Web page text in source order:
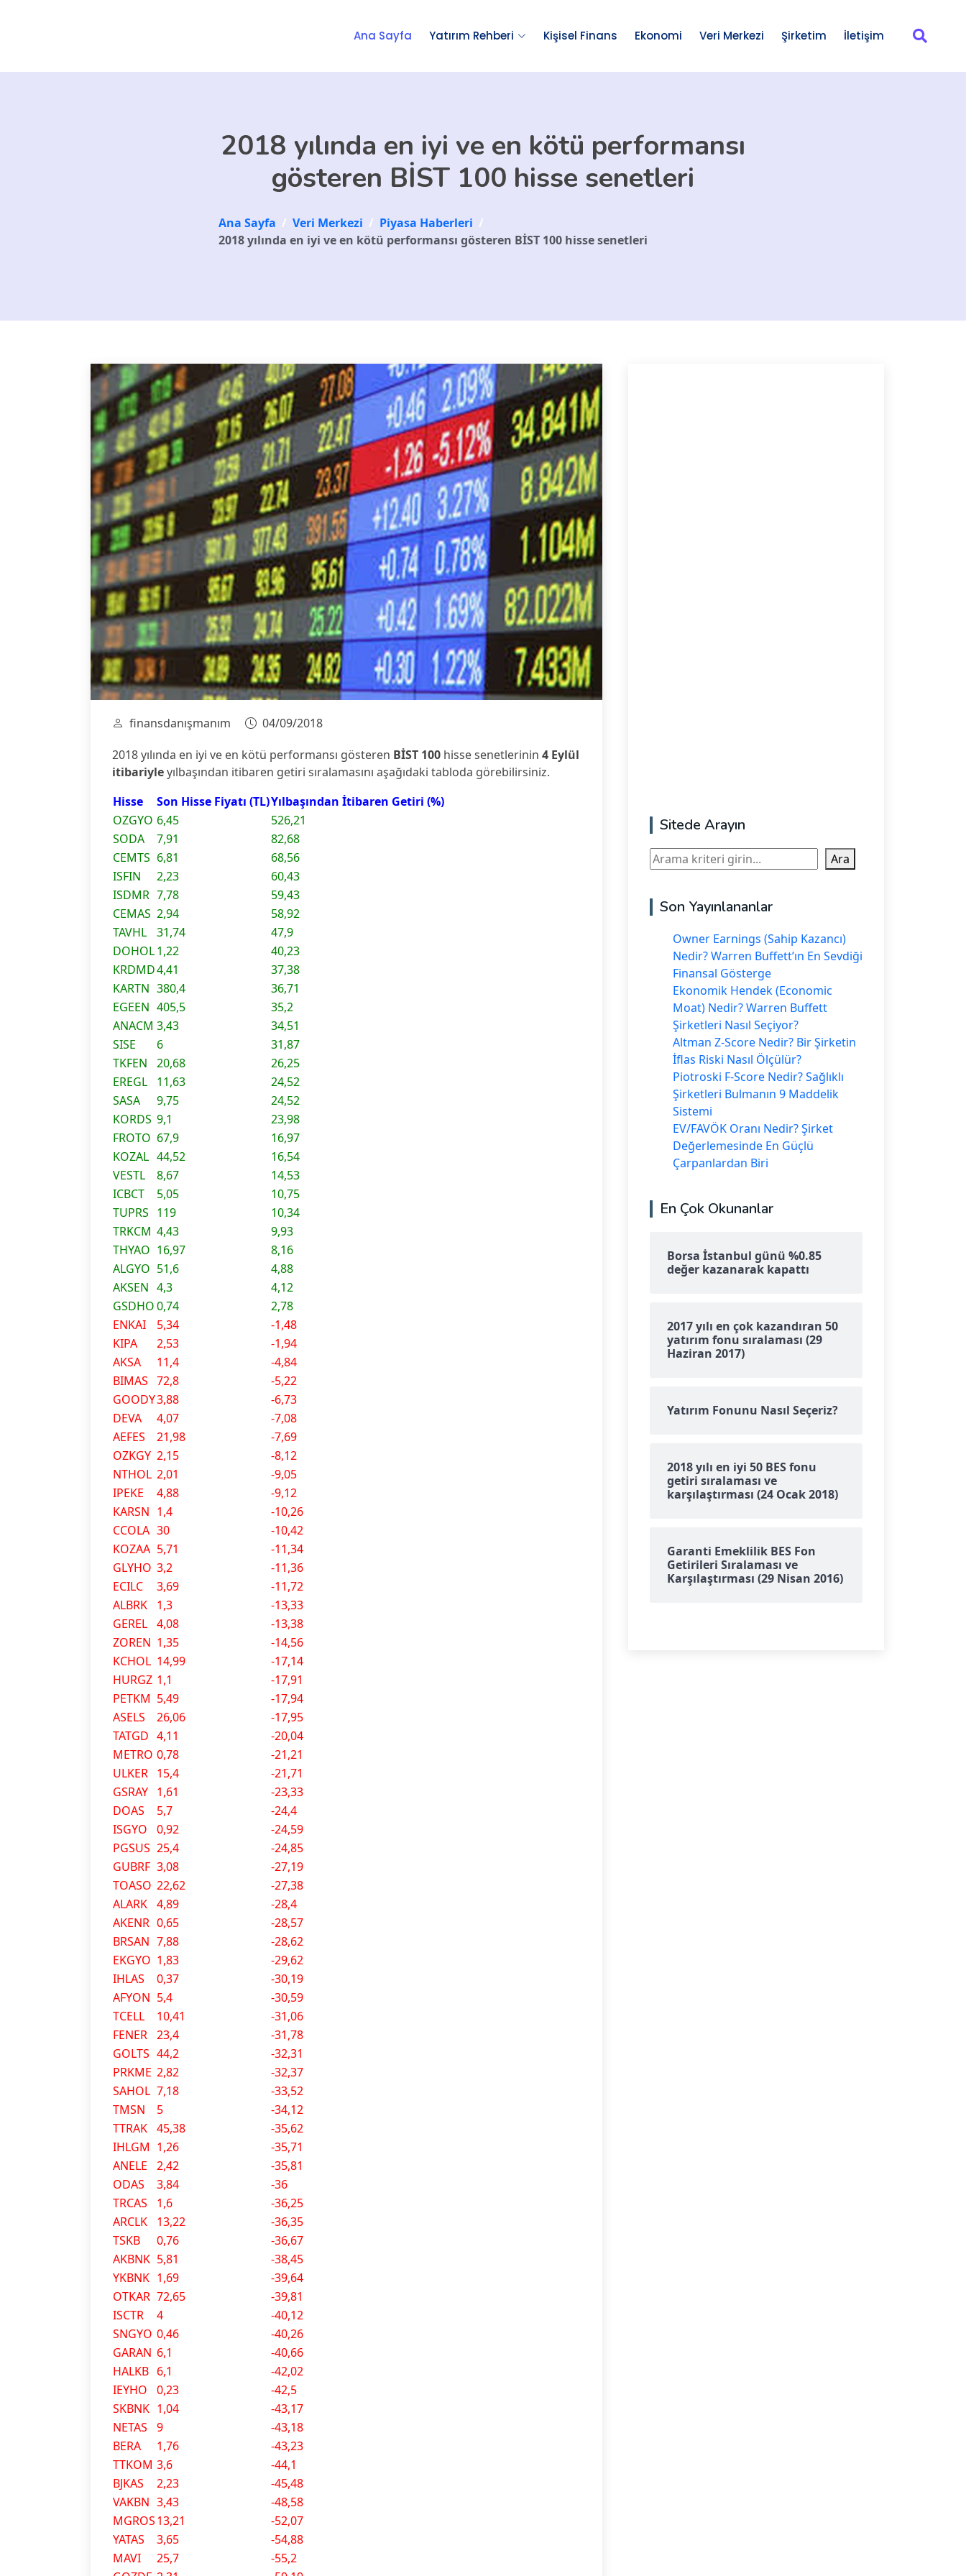
Ana Sayfa Yatırım Rehberi Kişisel Finans Ekonomi Veri Merkezi Şirketim İletişim
2018 yılında en iyi ve en kötü performansı
gösteren BİST 100 hisse senetleri
Ana Sayfa / Veri Merkezi / Piyasa Haberleri /
2018 yılında en iyi ve en kötü performansı gösteren BİST 100 hisse senetleri
finansdanışmanım
04/09/2018
2018 yılında en iyi ve en kötü performansı gösteren BİST 100 hisse senetlerinin 4 Eylül
itibariyleyılbaşından itibaren getiri sıralamasını aşağıdaki tabloda görebilirsiniz.
Hisse
Son Hisse Fiyatı (TL)Yılbaşından İtibaren Getiri (%)
OZGYO 6,45
526,21
SODA
7,91
82,68
CEMTS 6,81
68,56
ISFIN
2,23
60,43
ISDMR 7,78
59,43
CEMAS 2,94
58,92
TAVHL
31,74
47,9
DOHOL1,22
40,23
KRDMD4,41
37,38
KARTN 380,4
36,71
EGEEN 405,5
35,2
ANACM 3,43
34,51
SISE
6
31,87
TKFEN
20,68
26,25
EREGL
11,63
24,52
SASA
9,75
24,52
KORDS 9,1
23,98
FROTO 67,9
16,97
KOZAL 44,52
16,54
VESTL
8,67
14,53
ICBCT
5,05
10,75
TUPRS 119
10,34
TRKCM 4,43
9,93
THYAO 16,97
8,16
ALGYO 51,6
4,88
AKSEN 4,3
4,12
GSDHO0,74
2,78
ENKAI
5,34
-1,48
KIPA
2,53
-1,94
AKSA
11,4
-4,84
BIMAS 72,8
-5,22
GOODY3,88
-6,73
DEVA
4,07
-7,08
AEFES
21,98
-7,69
OZKGY 2,15
-8,12
NTHOL 2,01
-9,05
IPEKE
4,88
-9,12
KARSN 1,4
-10,26
CCOLA 30
-10,42
KOZAA 5,71
-11,34
GLYHO 3,2
-11,36
ECILC
3,69
-11,72
ALBRK
1,3
-13,33
GEREL 4,08
-13,38
ZOREN 1,35
-14,56
KCHOL 14,99
-17,14
HURGZ 1,1
-17,91
PETKM 5,49
-17,94
ASELS
26,06
-17,95
TATGD 4,11
-20,04
METRO 0,78
-21,21
ULKER 15,4
-21,71
GSRAY 1,61
-23,33
DOAS
5,7
-24,4
ISGYO
0,92
-24,59
PGSUS 25,4
-24,85
GUBRF 3,08
-27,19
TOASO 22,62
-27,38
ALARK 4,89
-28,4
AKENR 0,65
-28,57
BRSAN 7,88
-28,62
EKGYO 1,83
-29,62
IHLAS
0,37
-30,19
AFYON 5,4
-30,59
TCELL
10,41
-31,06
FENER 23,4
-31,78
GOLTS 44,2
-32,31
PRKME 2,82
-32,37
SAHOL 7,18
-33,52
TMSN
5
-34,12
TTRAK 45,38
-35,62
IHLGM 1,26
-35,71
ANELE
2,42
-35,81
ODAS
3,84
-36
TRCAS
1,6
-36,25
ARCLK
13,22
-36,35
TSKB
0,76
-36,67
AKBNK 5,81
-38,45
YKBNK 1,69
-39,64
OTKAR 72,65
-39,81
ISCTR
4
-40,12
SNGYO 0,46
-40,26
GARAN 6,1
-40,66
HALKB 6,1
-42,02
IEYHO
0,23
-42,5
SKBNK 1,04
-43,17
NETAS
9
-43,18
BERA
1,76
-43,23
TTKOM 3,6
-44,1
BJKAS
2,23
-45,48
VAKBN 3,43
-48,58
MGROS13,21
-52,07
YATAS
3,65
-54,88
MAVI
25,7
-55,2
Sitede Arayın
Ara Ara
Son Yayınlananlar
Owner Earnings (Sahip Kazancı)
Nedir? Warren Buffett’ın En Sevdiği
Finansal Gösterge
Ekonomik Hendek (Economic
Moat) Nedir? Warren Buffett
Şirketleri Nasıl Seçiyor?
Altman Z-Score Nedir? Bir Şirketin
İflas Riski Nasıl Ölçülür?
Piotroski F-Score Nedir? Sağlıklı
Şirketleri Bulmanın 9 Maddelik
Sistemi
EV/FAVÖK Oranı Nedir? Şirket
Değerlemesinde En Güçlü
Çarpanlardan Biri
En Çok Okunanlar
Borsa İstanbul günü %0.85
değer kazanarak kapattı
2017 yılı en çok kazandıran 50
yatırım fonu sıralaması (29
Haziran 2017)
Yatırım Fonunu Nasıl Seçeriz?
2018 yılı en iyi 50 BES fonu
getiri sıralaması ve
karşılaştırması (24 Ocak 2018)
Garanti Emeklilik BES Fon
Getirileri Sıralaması ve
Karşılaştırması (29 Nisan 2016)